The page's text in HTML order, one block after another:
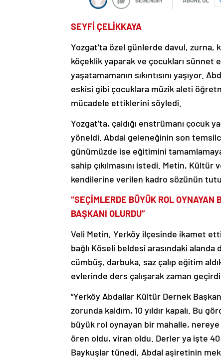
SEYFİ ÇELİKKAYA
Yozgat’ta özel günlerde davul,
köçeklik yaparak ve çocukları sünnet
yaşatamamanın sıkıntısını yaşıyor.
eskisi gibi çocuklara müzik aleti
mücadele ettiklerini söyledi.
Yozgat’ta, çaldığı enstrümanı çocuk
yöneldi. Abdal geleneğinin son
günümüzde ise eğitimini
sahip çıkılmasını istedi. Metin,
kendilerine verilen kadro sözünün
“SEÇİMLERDE BÜYÜK ROL
BAŞKANI OLURDU”
Veli Metin, Yerköy ilçesinde ikamet
bağlı Köseli beldesi arasındaki
cümbüş, darbuka, saz çalıp eğitim
evlerinde ders çalışarak zaman
“Yerköy Abdallar Kültür Dernek
zorunda kaldım, 10 yıldır kapalı. Bu
büyük rol oynayan bir mahalle,
ören oldu, viran oldu. Derler ya işte
Baykuşlar tünedi, Abdal aşiretinin